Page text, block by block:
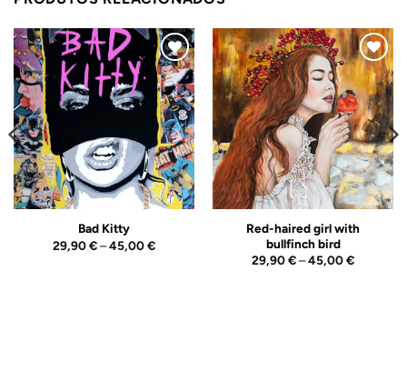
Adicionar
ao
Wishlist
Bad Kitty
29,90€–45,00€Price
Adicionar
ao
Wishlist
Red-haired girl with
bullfinch bird
29,90€–45,00€Price